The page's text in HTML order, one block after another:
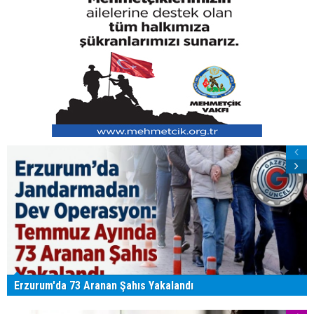
Erzurum'da 73 Aranan Şahıs Yakalandı